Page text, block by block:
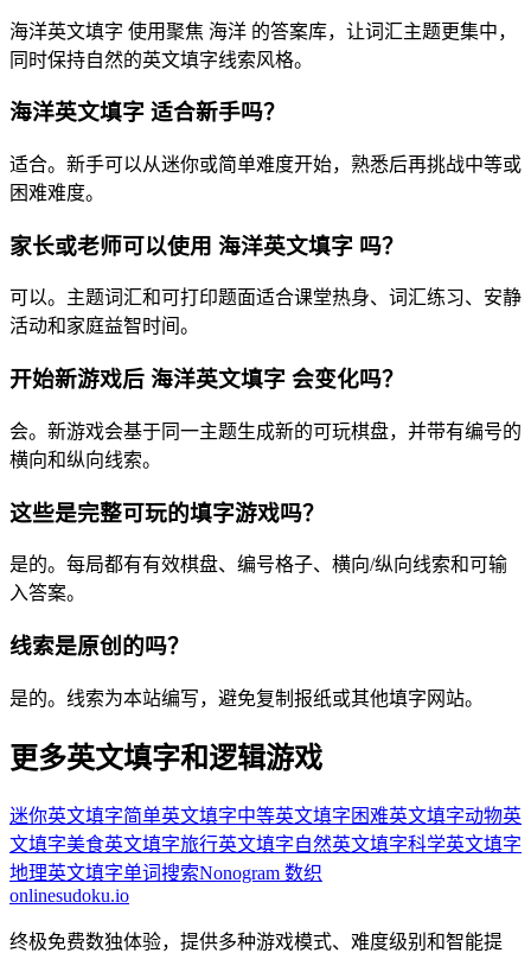
海洋英文填字 使用聚焦 海洋 的答案库，让词汇主题更集中，
同时保持自然的英文填字线索风格。
海洋英文填字 适合新手吗？
适合。新手可以从迷你或简单难度开始，熟悉后再挑战中等或
困难难度。
家长或老师可以使用 海洋英文填字 吗？
可以。主题词汇和可打印题面适合课堂热身、词汇练习、安静
活动和家庭益智时间。
开始新游戏后 海洋英文填字 会变化吗？
会。新游戏会基于同一主题生成新的可玩棋盘，并带有编号的
横向和纵向线索。
这些是完整可玩的填字游戏吗？
是的。每局都有有效棋盘、编号格子、横向/纵向线索和可输
入答案。
线索是原创的吗？
是的。线索为本站编写，避免复制报纸或其他填字网站。
更多英文填字和逻辑游戏
迷你英文填字简单英文填字中等英文填字 困难英文填字动物英
文填字美食英文填字旅行英文填字自然英文填字科学英文填字
地理英文填字单词搜索Nonogram 数织
onlinesudoku.io
终极免费数独体验，提供多种游戏模式、难度级别和智能提